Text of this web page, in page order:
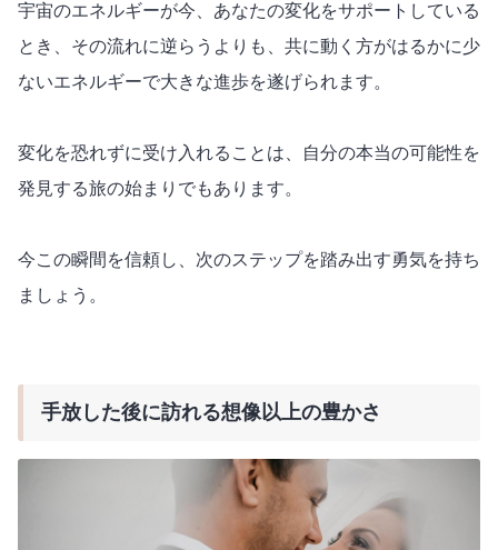
宇宙のエネルギーが今、あなたの変化をサポートしている
とき、その流れに逆らうよりも、共に動く方がはるかに少
ないエネルギーで大きな進歩を遂げられます。
変化を恐れずに受け入れることは、自分の本当の可能性を
発見する旅の始まりでもあります。
今この瞬間を信頼し、次のステップを踏み出す勇気を持ち
ましょう。
手放した後に訪れる想像以上の豊かさ